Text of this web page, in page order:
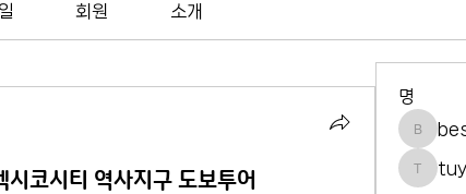
회원 소개
코시티 역사지구 도보투어
명